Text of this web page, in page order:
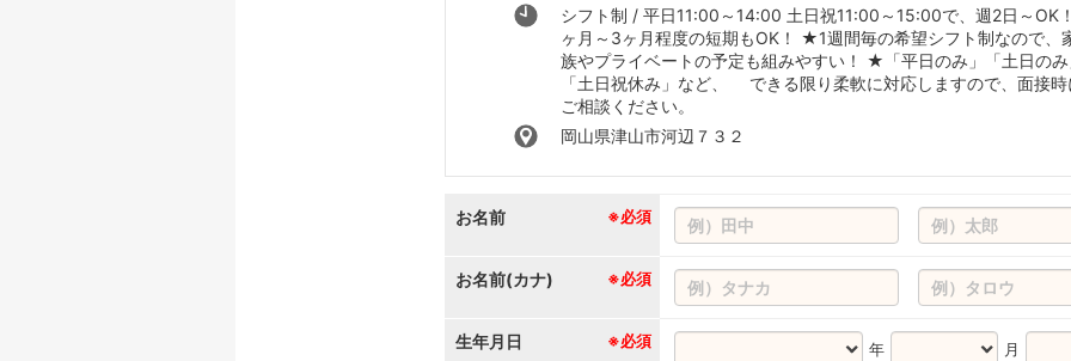
シフト制 / 平日11:00～14:00 土日祝11:00～15:00で、週2日～OK
ヶ月～3ヶ月程度の短期もOK！ ★1週間毎の希望シフト制なので、
族やプライベートの予定も組みやすい！ ★「平日のみ」「土日の
「土日祝休み」など、 できる限り柔軟に対応しますので、面接時
ご相談ください。
岡山県津山市河辺７３２
お名前 ※必須
お名前(カナ) ※必須
生年月日 ※必須 年 月